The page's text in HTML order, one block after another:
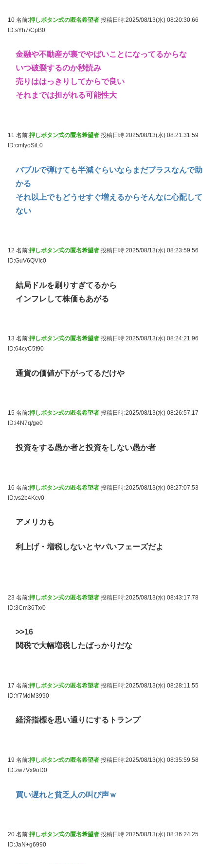
10 名前:押しボタン式の匿名希望者 投稿日時:2025/08/13(水) 08:20:30.66
ID:sYh7/CpB0
金融や不動産が裏でやばいことになってるからな
いつ破裂するのか秒読み
売りははっきりしてからで良い
それまでは担がれる可能性大
11 名前:押しボタン式の匿名希望者 投稿日時:2025/08/13(水) 08:21:31.59
ID:cmlyoSiL0
バブルで弾けても半減ぐらいならまだプラスなんで助
かる
それ以上でもどうせすぐ増えるからそんなに心配して
ない
12 名前:押しボタン式の匿名希望者 投稿日時:2025/08/13(水) 08:23:59.56
ID:GuV6QVIc0
結局ドルを刷りすぎてるから
インフレして株価もあがる
13 名前:押しボタン式の匿名希望者 投稿日時:2025/08/13(水) 08:24:21.96
ID:64cyC5t90
通貨の価値が下がってるだけや
15 名前:押しボタン式の匿名希望者 投稿日時:2025/08/13(水) 08:26:57.17
ID:i4N7q/ge0
投資をする愚か者と投資をしない愚か者
16 名前:押しボタン式の匿名希望者 投稿日時:2025/08/13(水) 08:27:07.53
ID:vs2b4Kcv0
アメリカも
利上げ・増税しないとヤバいフェーズだよ
23 名前:押しボタン式の匿名希望者 投稿日時:2025/08/13(水) 08:43:17.78
ID:3Cm36Tx/0
>>16
関税で大幅増税したばっかりだな
17 名前:押しボタン式の匿名希望者 投稿日時:2025/08/13(水) 08:28:11.55
ID:Y7MdM3990
経済指標を思い通りにするトランプ
19 名前:押しボタン式の匿名希望者 投稿日時:2025/08/13(水) 08:35:59.58
ID:zw7Vx9oD0
買い遅れと貧乏人の叫び声ｗ
20 名前:押しボタン式の匿名希望者 投稿日時:2025/08/13(水) 08:36:24.25
ID:JaN+g6990